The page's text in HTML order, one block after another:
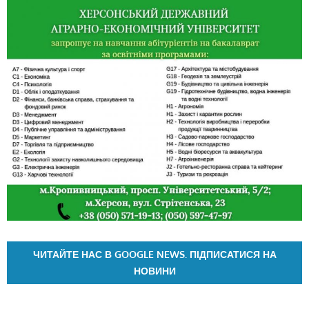
ЧИТАЙТЕ НАС В GOOGLE NEWS. ПІДПИСАТИСЯ НА
НОВИНИ